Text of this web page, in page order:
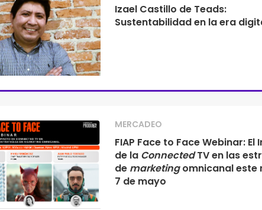
Izael Castillo de Teads:
Sustentabilidad en la era
MERCADEO
FIAP Face to Face Webinar: El
de la ConnectedTV en las
de marketingomnicanal este
7 de mayo